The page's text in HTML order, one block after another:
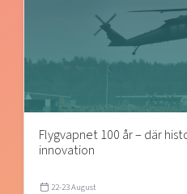
Flygvapnet 100 år – där
innovation
22-23 August